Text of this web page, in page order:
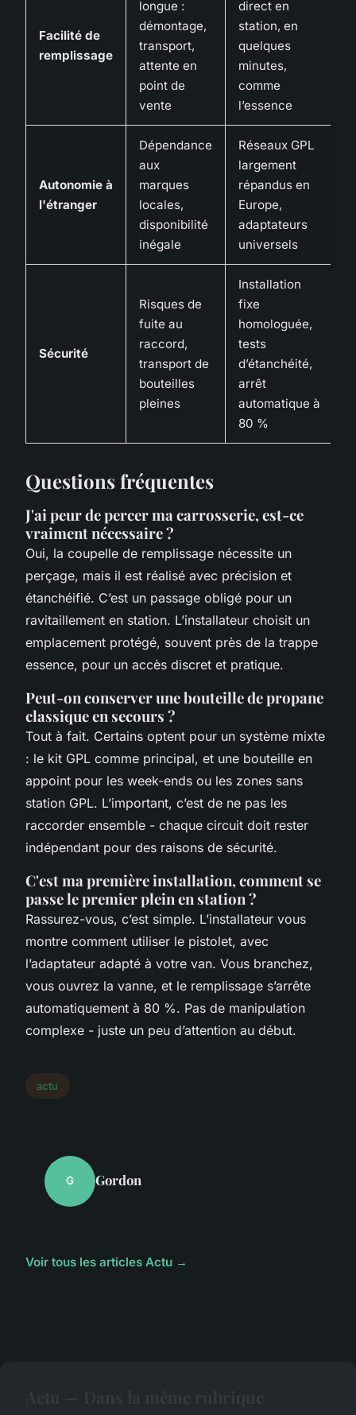
Facilité de
remplissage
longue :
démontage,
transport,
attente en
point de
vente
direct en
station, en
quelques
minutes,
comme
l’essence
Autonomie à
l'étranger
Dépendance
aux
marques
locales,
disponibilité
inégale
Réseaux GPL
largement
répandus en
Europe,
adaptateurs
universels
Sécurité
Risques de
fuite au
raccord,
transport de
bouteilles
pleines
Installation
fixe
homologuée,
tests
d’étanchéité,
arrêt
automatique à
80 %
Questions fréquentes
J'ai peur de percer ma carrosserie, est-ce
vraiment nécessaire ?
Oui, la coupelle de remplissage nécessite un
perçage, mais il est réalisé avec précision et
étanchéifié. C’est un passage obligé pour un
ravitaillement en station. L’installateur choisit un
emplacement protégé, souvent près de la trappe
essence, pour un accès discret et pratique.
Peut-on conserver une bouteille de propane
classique en secours ?
Tout à fait. Certains optent pour un système mixte
: le kit GPL comme principal, et une bouteille en
appoint pour les week-ends ou les zones sans
station GPL. L’important, c’est de ne pas les
raccorder ensemble - chaque circuit doit rester
indépendant pour des raisons de sécurité.
C'est ma première installation, comment se
passe le premier plein en station ?
Rassurez-vous, c’est simple. L’installateur vous
montre comment utiliser le pistolet, avec
l’adaptateur adapté à votre van. Vous branchez,
vous ouvrez la vanne, et le remplissage s’arrête
automatiquement à 80 %. Pas de manipulation
complexe - juste un peu d’attention au début.
actu
G Gordon
Voir tous les articles Actu →